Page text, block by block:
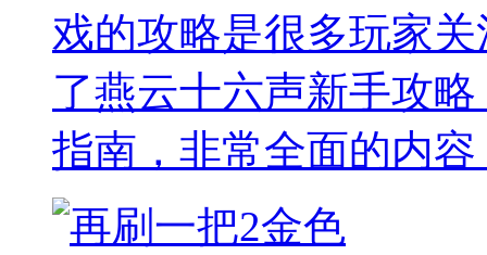
戏的攻略是很多玩家
了燕云十六声新手攻
指南，非常全面的内